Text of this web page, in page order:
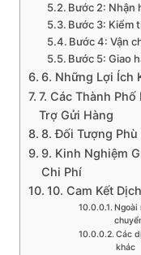
Bước 2: Nhận
Bước 3: Kiểm
Bước 4: Vận
Bước 5: Giao
6. Những Lợi Ích
7. Các Thành
Trợ Gửi Hàng
8. Đối Tượng
9. Kinh Nghiệm
Chi Phí
10. Cam Kết
Ngoài
Các
khác